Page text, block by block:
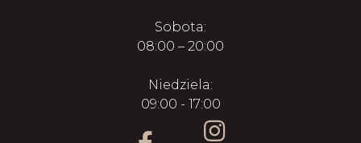
Sobota:
08:00 – 20:00
Niedziela:
09:00 - 17:00